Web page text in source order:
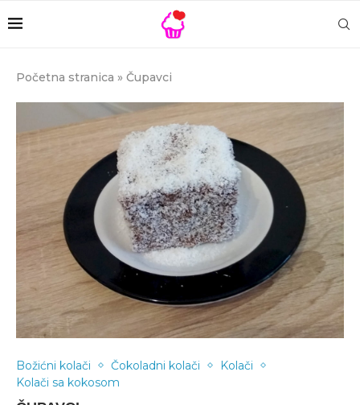
Početna stranica » Čupavci
Božićni kolači Čokoladni kolači
Kolači
Kolači sa kokosom